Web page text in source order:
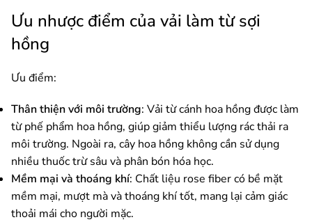
Ưu nhược điểm của vải làm từ sợi
hồng
Ưu điểm:
Thân thiện với môi trường: Vải từ cánh hoa hồng được làm
từ phế phẩm hoa hồng, giúp giảm thiểu lượng rác thải ra
môi trường. Ngoài ra, cây hoa hồng không cần sử dụng
nhiều thuốc trừ sâu và phân bón hóa học.
Mềm mại và thoáng khí: Chất liệu rose fiber có bề mặt
mềm mại, mượt mà và thoáng khí tốt, mang lại cảm giác
thoải mái cho người mặc.